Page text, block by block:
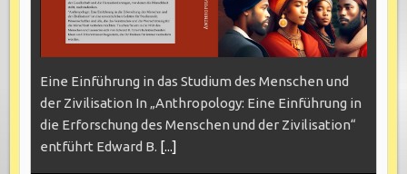
Eine Einführung in das Studium des Menschen und
der Zivilisation In „Anthropology: Eine Einführung in
die Erforschung des Menschen und der Zivilisation“
entführt Edward B. [...]